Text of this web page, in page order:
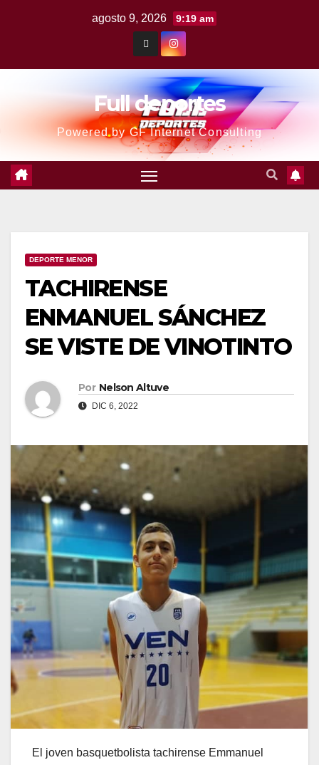
agosto 9, 2026 9:19 am
Full deportes
Powered by GF Internet Consulting
DEPORTE MENOR
TACHIRENSE
ENMANUEL SÁNCHEZ
SE VISTE DE VINOTINTO
Por Nelson Altuve
DIC 6, 2022
El joven basquetbolista tachirense Emmanuel